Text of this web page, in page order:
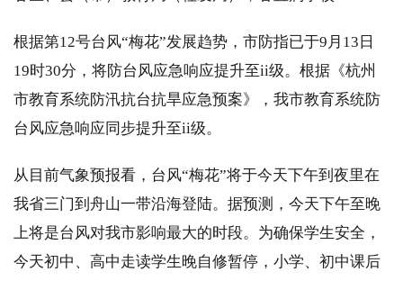
根据第12号台风“梅花”发展趋势，市防指已于9月13日
19时30分，将防台风应急响应提升至ii级。根据《杭州
市教育系统防汛抗台抗旱应急预案》，我市教育系统防
台风应急响应同步提升至ii级。
从目前气象预报看，台风“梅花”将于今天下午到夜里在
我省三门到舟山一带沿海登陆。据预测，今天下午至晚
上将是台风对我市影响最大的时段。为确保学生安全，
今天初中、高中走读学生晚自修暂停，小学、初中课后